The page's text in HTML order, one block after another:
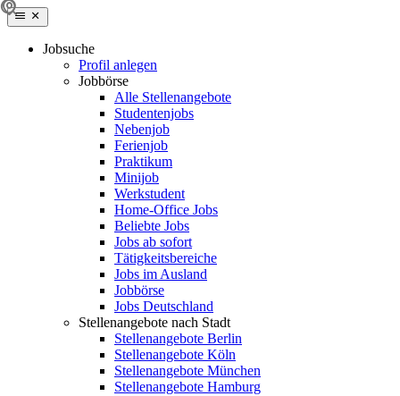
Jobsuche
Profil anlegen
Jobbörse
Alle Stellenangebote
Studentenjobs
Nebenjob
Ferienjob
Praktikum
Minijob
Werkstudent
Home-Office Jobs
Beliebte Jobs
Jobs ab sofort
Tätigkeitsbereiche
Jobs im Ausland
Jobbörse
Jobs Deutschland
Stellenangebote nach Stadt
Stellenangebote Berlin
Stellenangebote Köln
Stellenangebote München
Stellenangebote Hamburg